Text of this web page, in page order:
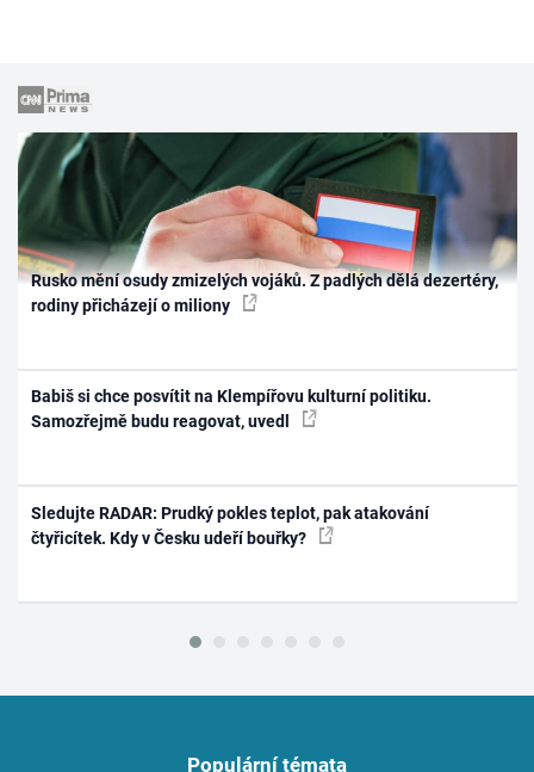
Rusko mění osudy zmizelých vojáků. Z padlých dělá dezertéry,
rodiny přicházejí o miliony
Babiš si chce posvítit na Klempířovu kulturní politiku.
Samozřejmě budu reagovat, uvedl
Sledujte RADAR: Prudký pokles teplot, pak atakování
čtyřicítek. Kdy v Česku udeří bouřky?
Populární témata